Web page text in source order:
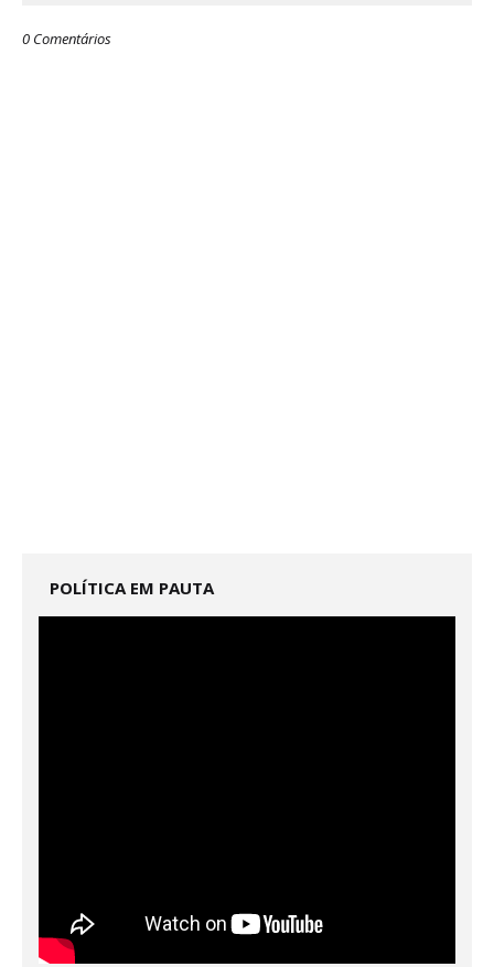
0 Comentários
POLÍTICA EM PAUTA